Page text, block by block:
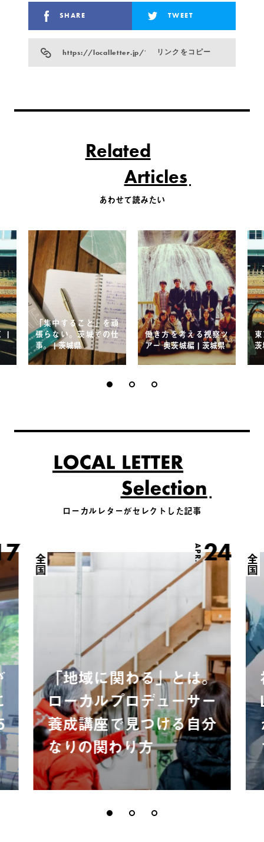
SHARE TWEET
https://localletter.jp/?p=796リンクをコピー
Related
Articles
あわせて読みたい
|
「集中すること」を頑
張らない。茨城での仕
事。 | 茨城県
働き方を考える視察ツ
アー 奥茨城編 | 茨城県
ローカルレターがセレクトした記事
APR.24
全国
「地域に関わる」とは。
ローカルプロデューサー
養成講座で見つける自分
なりの関わり方
全国